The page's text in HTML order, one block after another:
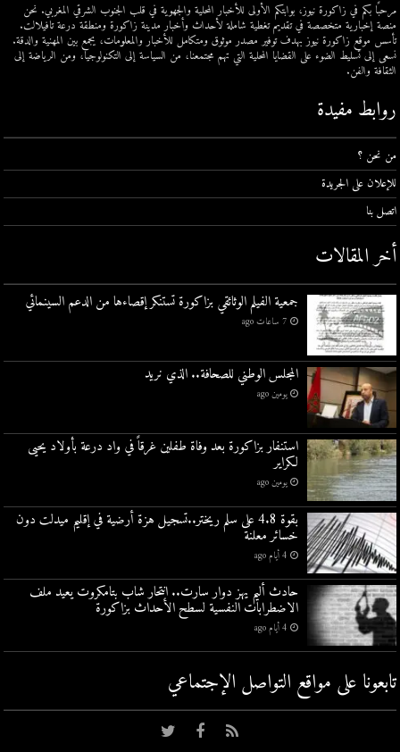
مرحبًا بكم في زاكورة نيوز، بوابتكم الأولى للأخبار المحلية والجهوية في قلب الجنوب الشرقي المغربي. نحن
منصة إخبارية متخصصة في تقديم تغطية شاملة لأحداث وأخبار مدينة زاكورة ومنطقة درعة تافيلالت.
تأسس موقع زاكورة نيوز بهدف توفير مصدر موثوق ومتكامل للأخبار والمعلومات، يجمع بين المهنية والدقة.
نسعى إلى تسليط الضوء على القضايا المحلية التي تهم مجتمعنا، من السياسة إلى التكنولوجيا، ومن الرياضة إلى
الثقافة والفن.
روابط مفيدة
من نحن ؟
للإعلان على الجريدة
اتصل بنا
أخر المقالات
جمعية الفيلم الوثائقي بزاكورة تستنكر إقصاءها من الدعم السينمائي
7 ساعات ago
المجلس الوطني للصحافة.. الذي نريد
يومين ago
استنفار بزاكورة بعد وفاة طفلين غرقاً في واد درعة بأولاد يحيى
لكراير
يومين ago
بقوة 4.8 على سلم ريختر..تسجيل هزة أرضية في إقليم ميدلت دون
خسائر معلنة
4 أيام ago
حادث أليم يهز دوار سارت.. انتحار شاب بتامكروت يعيد ملف
الاضطرابات النفسية لسطح الأحداث بزاكورة
4 أيام ago
تابعونا على مواقع التواصل اﻹجتماعي